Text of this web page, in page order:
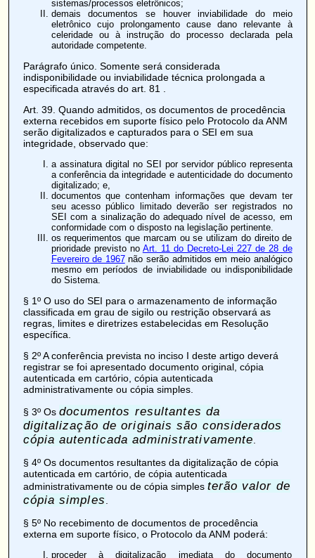
sistemas/processos eletrônicos;
demais documentos se houver inviabilidade do meio
eletrônico cujo prolongamento cause dano relevante à
celeridade ou à instrução do processo declarada pela
autoridade competente.
Parágrafo único. Somente será considerada
indisponibilidade ou inviabilidade técnica prolongada a
especificada através do art. 81
Art. 39. Quando admitidos, os documentos de procedência
externa recebidos em suporte físico pelo Protocolo da ANM
serão digitalizados e capturados para o SEI em sua
integridade, observado que:
a assinatura digital no SEI por servidor público representa
a conferência da integridade e autenticidade do documento
digitalizado; e,
documentos que contenham informações que devam ter
seu acesso público limitado deverão ser registrados no
SEI com a sinalização do adequado nível de acesso, em
conformidade com o disposto na legislação pertinente.
os requerimentos que marcam ou se utilizam do direito de
prioridade previsto no Art. 11 do Decreto-Lei 227 de 28 de
Fevereiro de 1967não serão admitidos em meio analógico
mesmo em períodos de inviabilidade ou indisponibilidade
do Sistema.
§ 1º O uso do SEI para o armazenamento de informação
classificada em grau de sigilo ou restrição observará as
regras, limites e diretrizes estabelecidas em Resolução
específica.
§ 2º A conferência prevista no inciso I deste artigo deverá
registrar se foi apresentado documento original, cópia
autenticada em cartório, cópia autenticada
administrativamente ou cópia simples.
§ 3º Os documentos resultantes da
digitalização de originais são considerados
cópia autenticada administrativamente
§ 4º Os documentos resultantes da digitalização de cópia
autenticada em cartório, de cópia autenticada
administrativamente ou de cópia simples terão valor de
cópia simples
§ 5º No recebimento de documentos de procedência
externa em suporte físico, o Protocolo da ANM poderá:
proceder à digitalização imediata do documento